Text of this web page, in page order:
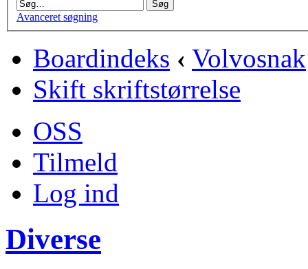
Avanceret søgning
Boardindeks ‹ Volvosnak
Skift skriftstørrelse
OSS
Tilmeld
Log ind
Diverse